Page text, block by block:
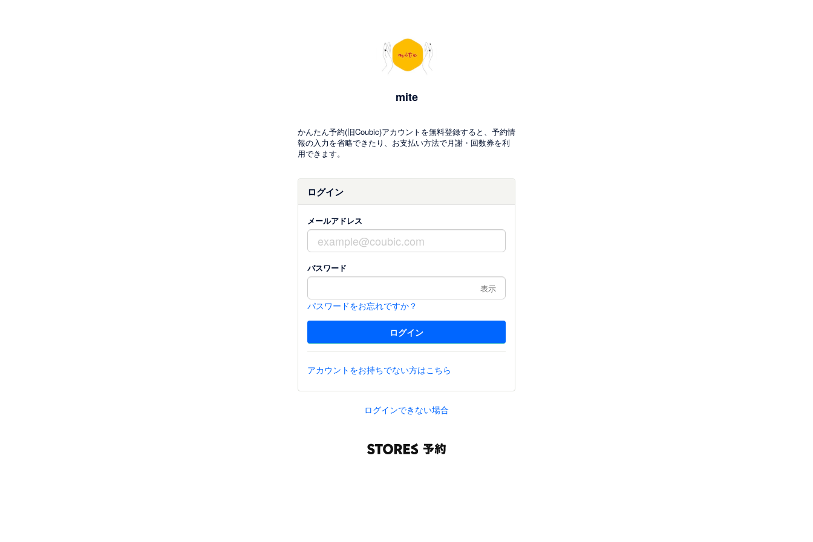
mite
かんたん予約(旧Coubic)アカウントを無料登録すると、予約情
報の入力を省略できたり、お支払い方法で月謝・回数券を利
用できます。
ログイン
メールアドレス
パスワード
表示
パスワードをお忘れですか？
アカウントをお持ちでない方はこちら
ログインできない場合